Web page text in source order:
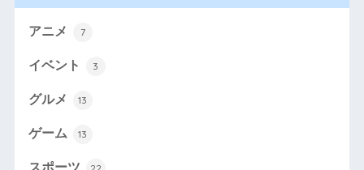
アニメ 7
イベント 3
グルメ 13
ゲーム 13